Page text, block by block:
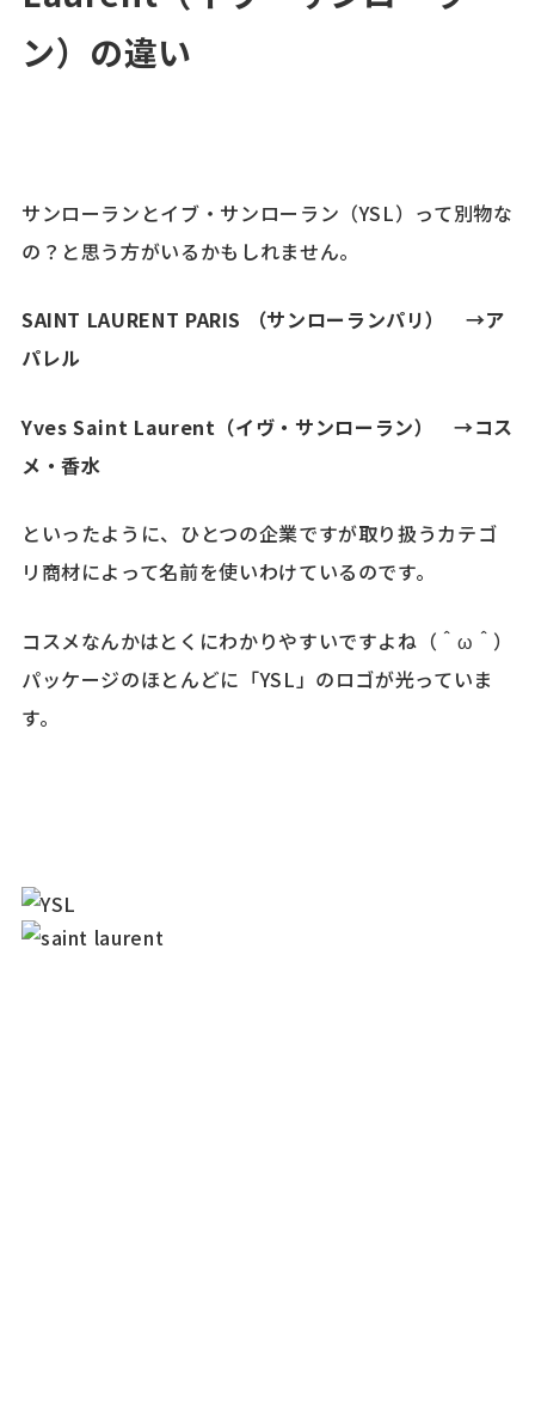
ン）の違い
サンローランとイブ・サンローラン（YSL）って別物な
の？と思う方がいるかもしれません。
SAINT LAURENT PARIS （サンローランパリ） →ア
パレル
Yves Saint Laurent（イヴ・サンローラン） →コス
メ・香水
といったように、ひとつの企業ですが取り扱うカテゴ
リ商材によって名前を使いわけているのです。
コスメなんかはとくにわかりやすいですよね（＾ω＾）
パッケージのほとんどに「YSL」のロゴが光っていま
す。